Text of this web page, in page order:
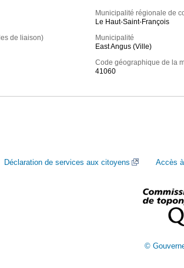
de liaison)
Municipalité régionale de
Le Haut-Saint-François
Municipalité
East Angus (Ville)
Code géographique de la
41060
Déclaration de services aux citoyens Accès
©